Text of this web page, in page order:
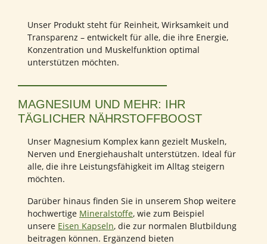
Unser Produkt steht für Reinheit, Wirksamkeit und
Transparenz – entwickelt für alle, die ihre Energie,
Konzentration und Muskelfunktion optimal
unterstützen möchten.
MAGNESIUM UND MEHR: IHR
TÄGLICHER NÄHRSTOFFBOOST
Unser Magnesium Komplex kann gezielt Muskeln,
Nerven und Energiehaushalt unterstützen. Ideal für
alle, die ihre Leistungsfähigkeit im Alltag steigern
möchten.
Darüber hinaus finden Sie in unserem Shop weitere
hochwertige Mineralstoffe, wie zum Beispiel
unsere Eisen Kapseln, die zur normalen Blutbildung
beitragen können. Ergänzend bieten